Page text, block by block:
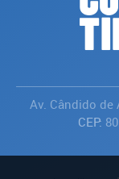
Av. Cândido de
CEP: